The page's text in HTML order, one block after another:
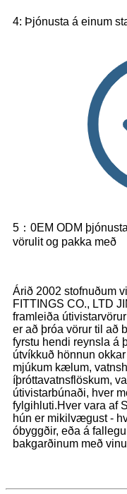
4: Þjónusta á einum
5：0EM ODM
vörulit og pakka með
Árið 2002 stofnuðum
FITTINGS CO., LTD
framleiða
er að þróa vörur til að
fyrstu hendi reynsla á
útvíkkuð hönnun
mjúkum kælum,
íþróttavatnsflöskum,
útivistarbúnaði, hver
fylgihluti.Hver vara af
hún er mikilvægust -
óbyggðir, eða á
bakgarðinum með